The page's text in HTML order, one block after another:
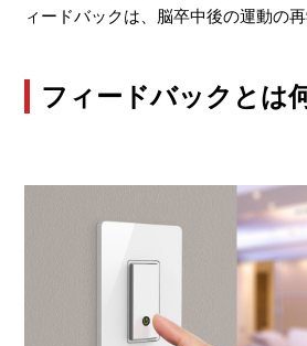
ィードバックは、脳卒中後の運動の再
フィードバックとは